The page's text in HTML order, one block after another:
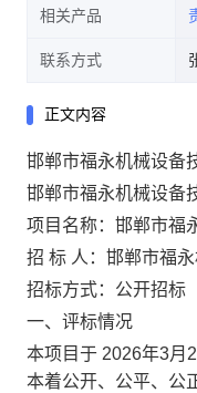
相关产品
联系方式
正文内容
邯郸市福永机械设备
邯郸市福永机械设备
项目名称：邯郸市福
招 标 人：邯郸市福
招标方式：公开招标
一、评标情况
本项目于 2026年3月
本着公开、公平、公